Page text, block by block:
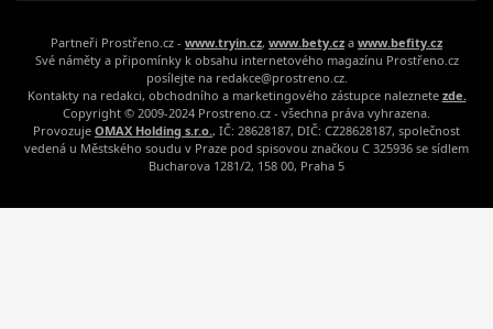
Partneři Prostřeno.cz - www.tryin.cz, www.bety.cz a www.befity.cz
Své náměty a připomínky k obsahu internetového magazínu Prostřeno.cz
posílejte na redakce@prostreno.cz.
Kontakty na redakci, obchodního a marketingového zástupce naleznete zde.
Copyright © 2009-2024 Prostreno.cz - všechna práva vyhrazena.
Provozuje OMAX Holding s.r.o., IČ: 28628187, DIČ: CZ28628187, společnost
vedená u Městského soudu v Praze pod spisovou značkou C 325936 se sídlem
Bucharova 1281/2, 158 00, Praha 5